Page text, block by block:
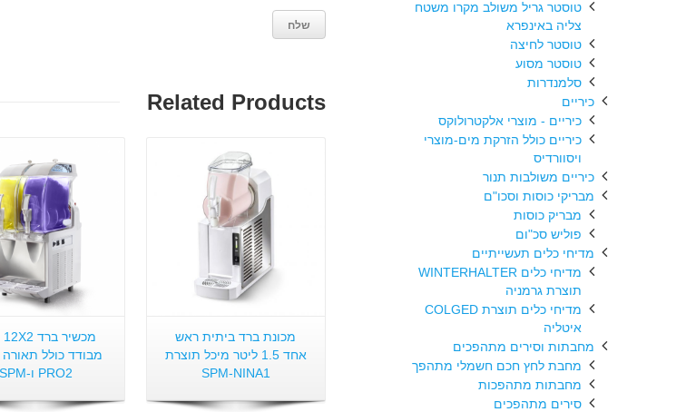
Related Products
PRO2 ו-SPM
מכונת ברד ביתית ראש
אחד 1.5 ליטר מיכל תוצרת
SPM-NINA1
טוסטר גריל משולב מקרו משטח
צליה באינפרא
טוסטר לחיצה
טוסטר מסוע
סלמנדרות
כיריים
כיריים - מוצרי אלקטרולוקס
כיריים כולל הזרקת מים-מוצרי
ויסוורדיס
כיריים משולבות תנור
מבריקי כוסות וסכו"ם
מבריק כוסות
פוליש סכ"ום
מדיחי כלים תעשייתיים
מדיחי כלים WINTERHALTER
תוצרת גרמניה
מדיחי כלים תוצרת COLGED
איטליה
מחבתות וסירים מתהפכים
מחבת לחץ חכם חשמלי מתהפך
מחבתות מתהפכות
סירים מתהפכים